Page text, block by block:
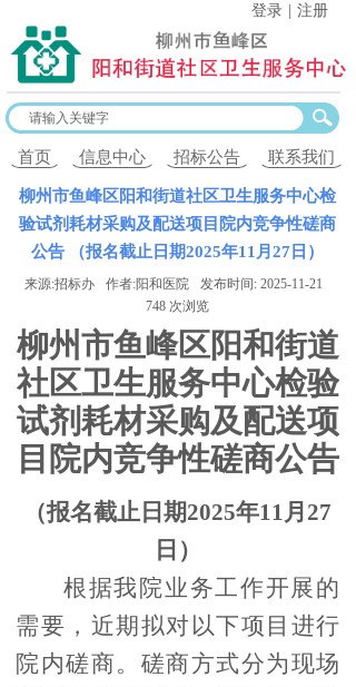
登录 注册
首页 信息中心 招标公告 联系我们
柳州市鱼峰区阳和街道社区卫生服务中心检
验试剂耗材采购及配送项目院内竞争性磋商
公告 （报名截止日期2025年11月27日）
来源:招标办 作者:阳和医院 发布时间: 2025-11-21
748 次浏览
柳州市鱼峰区阳和街道
社区卫生服务中心检验
试剂耗材采购及配送项
目 院内竞争性磋商公告
（报名截止日期2025年11月 27
日）
根据我院业务工作开展的
需要，近期拟对以下项目进行
院内磋商。磋商方式分为现场